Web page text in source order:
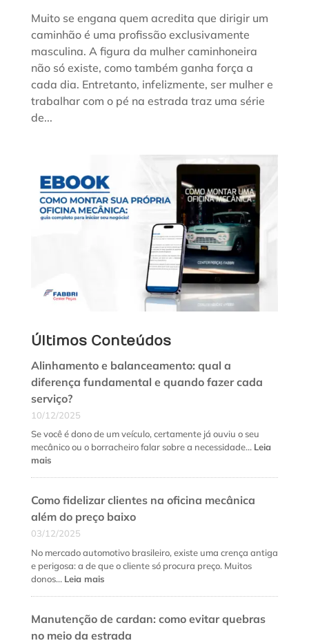
Muito se engana quem acredita que dirigir um
caminhão é uma profissão exclusivamente
masculina. A figura da mulher caminhoneira
não só existe, como também ganha força a
cada dia. Entretanto, infelizmente, ser mulher e
trabalhar com o pé na estrada traz uma série
de...
Últimos Conteúdos
Alinhamento e balanceamento: qual a
diferença fundamental e quando fazer cada
serviço?
10/12/2025
Se você é dono de um veículo, certamente já ouviu o seu
mecânico ou o borracheiro falar sobre a necessidade… Leia
mais:
balanceamento:
qual
diferença
fundamental
e
quando
serviço?
Como fidelizar clientes na oficina mecânica
além do preço baixo
03/12/2025
No mercado automotivo brasileiro, existe uma crença antiga
e perigosa: a de que o cliente só procura preço. Muitos
donos… Leia mais:
clientes
na
Manutenção de cardan: como evitar quebras
no meio da estrada